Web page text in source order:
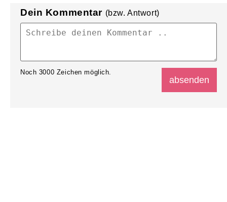
Dein Kommentar (bzw. Antwort)
Noch 3000 Zeichen möglich.